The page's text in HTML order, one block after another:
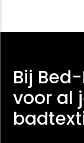
Bij
voor al